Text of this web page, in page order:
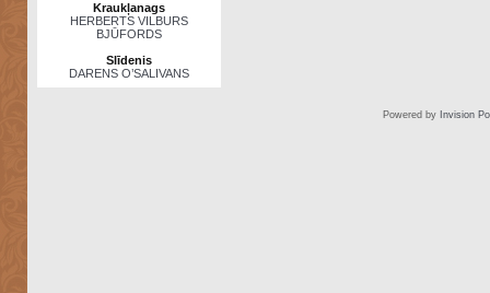
Kraukļanags
HERBERTS VILBURS
BJŪFORDS
Slīdenis
DARENS O’SALIVANS
Powered by Invision